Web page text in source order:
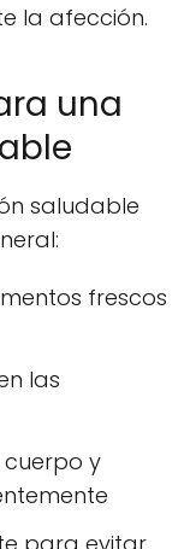
la afección.
una
saludable
frescos
las
cuerpo y